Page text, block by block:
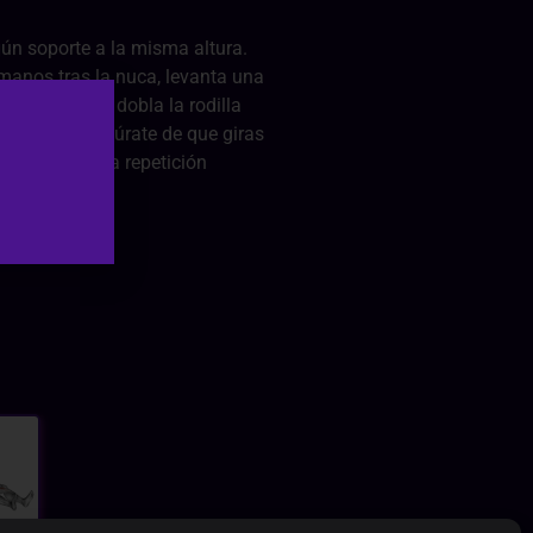
soporte a la misma altura.
tras la nuca, levanta una
otra pierna y dobla la rodilla
y asegúrate de que giras
y cuenta una repetición